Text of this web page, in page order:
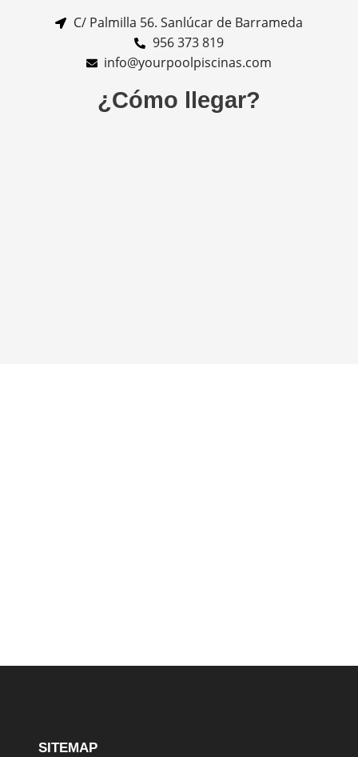
C/ Palmilla 56. Sanlúcar de Barrameda
956 373 819
info@yourpoolpiscinas.com
¿Cómo llegar?
SITEMAP